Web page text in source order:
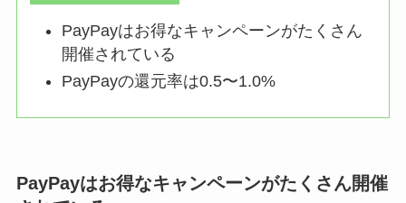
PayPayはお得なキャンペーンがたくさん
開催されている
PayPayの還元率は0.5〜1.0%
PayPayはお得なキャンペーンがたくさん開催